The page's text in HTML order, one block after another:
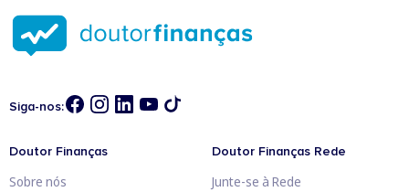
Siga-nos:
Doutor Finanças
Sobre nós
Doutor Finanças Rede
Junte-se à Rede